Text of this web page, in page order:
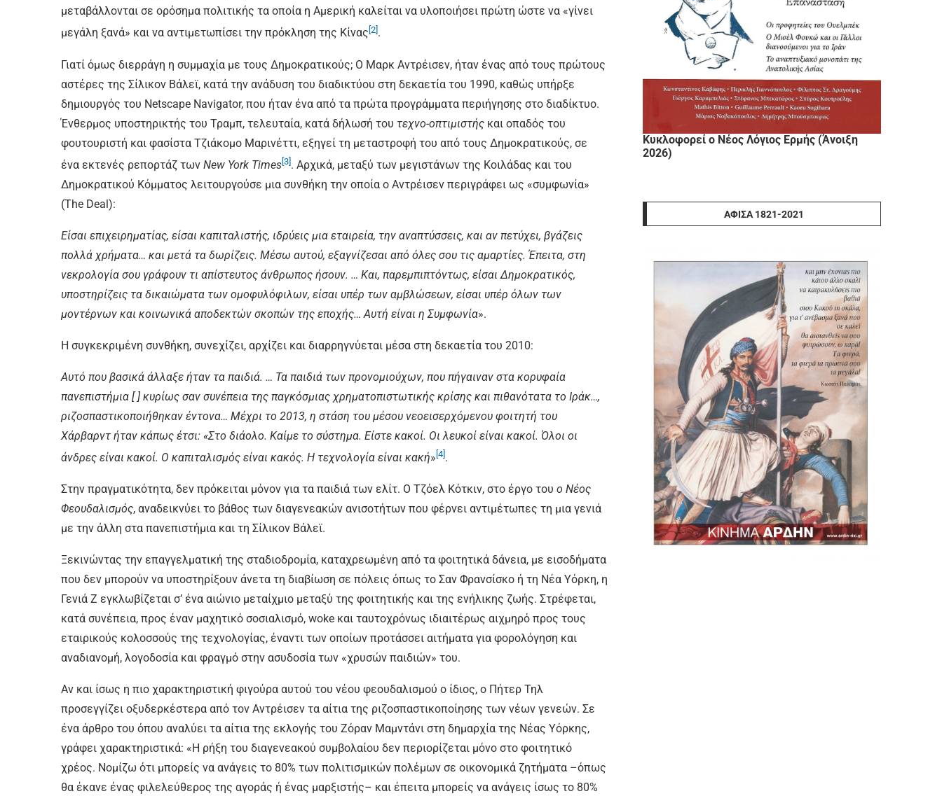
μεταβάλλονται σε ορόσημα πολιτικής τα οποία η Αμερική καλείται να υλοποιήσει πρώτη ώστε να «γίνει
μεγάλη ξανά» και να αντιμετωπίσει την πρόκληση της Κίνας [2].
Γιατί όμως διερράγη η συμμαχία με τους Δημοκρατικούς; Ο Μαρκ Αντρέισεν, ήταν ένας από τους πρώτους
αστέρες της Σίλικον Βάλεϊ, κατά την ανάδυση του διαδικτύου στη δεκαετία του 1990, καθώς υπήρξε
δημιουργός του Netscape Navigator, που ήταν ένα από τα πρώτα προγράμματα περιήγησης στο διαδίκτυο.
Ένθερμος υποστηρικτής του Τραμπ, τελευταία, κατά δήλωσή του τεχνο-οπτιμιστής και οπαδός του
φουτουριστή και φασίστα Τζιάκομο Μαρινέττι, εξηγεί τη μεταστροφή του από τους Δημοκρατικούς, σε
ένα εκτενές ρεπορτάζ των New York Times[3]. Αρχικά, μεταξύ των μεγιστάνων της Κοιλάδας και του
Δημοκρατικού Κόμματος λειτουργούσε μια συνθήκη την οποία ο Αντρέισεν περιγράφει ως «συμφωνία»
(The Deal):
Είσαι επιχειρηματίας, είσαι καπιταλιστής, ιδρύεις μια εταιρεία, την αναπτύσσεις, και αν πετύχει, βγάζεις
πολλά χρήματα… και μετά τα δωρίζεις. Μέσω αυτού, εξαγνίζεσαι από όλες σου τις αμαρτίες. Έπειτα, στη
νεκρολογία σου γράφουν τι απίστευτος άνθρωπος ήσουν. … Και, παρεμπιπτόντως, είσαι Δημοκρατικός,
υποστηρίζεις τα δικαιώματα των ομοφυλόφιλων, είσαι υπέρ των αμβλώσεων, είσαι υπέρ όλων των
μοντέρνων και κοινωνικά αποδεκτών σκοπών της εποχής… Αυτή είναι η Συμφωνία».
Η συγκεκριμένη συνθήκη, συνεχίζει, αρχίζει και διαρρηγνύεται μέσα στη δεκαετία του 2010:
Αυτό που βασικά άλλαξε ήταν τα παιδιά. … Τα παιδιά των προνομιούχων, που πήγαιναν στα κορυφαία
πανεπιστήμια [ ] κυρίως σαν συνέπεια της παγκόσμιας χρηματοπιστωτικής κρίσης και πιθανότατα το Ιράκ…,
ριζοσπαστικοποιήθηκαν έντονα… Μέχρι το 2013, η στάση του μέσου νεοεισερχόμενου φοιτητή του
Χάρβαρντ ήταν κάπως έτσι: «Στο διάολο. Καίμε το σύστημα. Είστε κακοί. Οι λευκοί είναι κακοί. Όλοι οι
άνδρες είναι κακοί. Ο καπιταλισμός είναι κακός. Η τεχνολογία είναι κακή» [4] .
Στην πραγματικότητα, δεν πρόκειται μόνον για τα παιδιά των ελίτ. Ο Τζόελ Κότκιν, στο έργο του ο Νέος
Φεουδαλισμός, αναδεικνύει το βάθος των διαγενεακών ανισοτήτων που φέρνει αντιμέτωπες τη μια γενιά
με την άλλη στα πανεπιστήμια και τη Σίλικον Βάλεϊ.
Ξεκινώντας την επαγγελματική της σταδιοδρομία, καταχρεωμένη από τα φοιτητικά δάνεια, με εισοδήματα
που δεν μπορούν να υποστηρίξουν άνετα τη διαβίωση σε πόλεις όπως το Σαν Φρανσίσκο ή τη Νέα Υόρκη, η
Γενιά Ζ εγκλωβίζεται σ’ ένα αιώνιο μεταίχμιο μεταξύ της φοιτητικής και της ενήλικης ζωής. Στρέφεται,
κατά συνέπεια, προς έναν μαχητικό σοσιαλισμό, woke και ταυτοχρόνως ιδιαιτέρως αιχμηρό προς τους
εταιρικούς κολοσσούς της τεχνολογίας, έναντι των οποίων προτάσσει αιτήματα για φορολόγηση και
αναδιανομή, λογοδοσία και φραγμό στην ασυδοσία των «χρυσών παιδιών» του.
Αν και ίσως η πιο χαρακτηριστική φιγούρα αυτού του νέου φεουδαλισμού ο ίδιος, ο Πήτερ Τηλ
προσεγγίζει οξυδερκέστερα από τον Αντρέισεν τα αίτια της ριζοσπαστικοποίησης των νέων γενεών. Σε
ένα άρθρο του όπου αναλύει τα αίτια της εκλογής του Ζόραν Μαμντάνι στη δημαρχία της Νέας Υόρκης,
γράφει χαρακτηριστικά: «Η ρήξη του διαγενεακού συμβολαίου δεν περιορίζεται μόνο στο φοιτητικό
χρέος. Νομίζω ότι μπορείς να ανάγεις το 80% των πολιτισμικών πολέμων σε οικονομικά ζητήματα –όπως
θα έκανε ένας φιλελεύθερος της αγοράς ή ένας μαρξιστής– και έπειτα μπορείς να ανάγεις ίσως το 80%
Κυκλοφορεί ο Νέος Λόγιος Ερμής (Άνοιξη
2026)
ΑΦΊΣΑ 1821-2021